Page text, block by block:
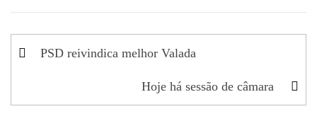
Navegação
PSD reivindica melhor Valada
Hoje há sessão de câmara